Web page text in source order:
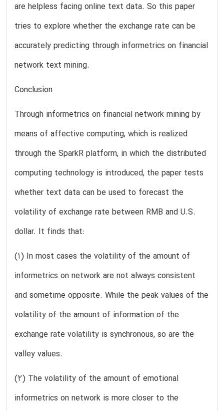
are helpless facing online text data. So this paper
tries to explore whether the exchange rate can be
accurately predicting through informetrics on financial
network text mining.
Conclusion
Through informetrics on financial network mining by
means of affective computing, which is realized
through the SparkR platform, in which the distributed
computing technology is introduced, the paper tests
whether text data can be used to forecast the
volatility of exchange rate between RMB and U.S.
dollar. It finds that:
(1) In most cases the volatility of the amount of
informetrics on network are not always consistent
and sometime opposite. While the peak values of the
volatility of the amount of information of the
exchange rate volatility is synchronous, so are the
valley values.
(2) The volatility of the amount of emotional
informetrics on network is more closer to the